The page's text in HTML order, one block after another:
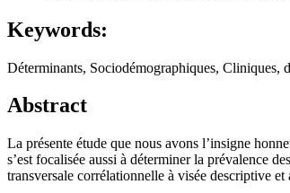
Keywords:
Déterminants, Sociodémographiques, Cliniques,
Abstract
La présente étude que nous avons l’insigne
s’est focalisée aussi à déterminer la prévalence
transversale corrélationnelle à visée descriptive